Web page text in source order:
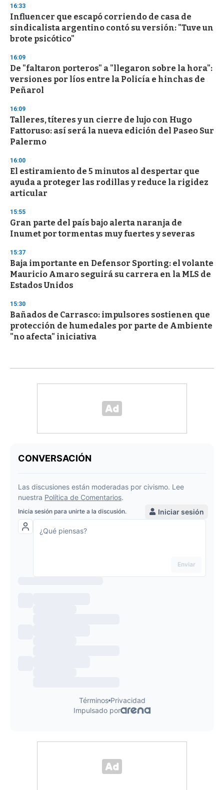
s
e
c
o
n
16:33
Influencer que escapó corriendo de casa de
sindicalista argentino contó su versión: "Tuve un
brote psicótico"
16:09
De "faltaron porteros" a "llegaron sobre la hora":
versiones por líos entre la Policía e hinchas de
Peñarol
16:09
Talleres, títeres y un cierre de lujo con Hugo
Fattoruso: así será la nueva edición del Paseo Sur
Palermo
16:00
El estiramiento de 5 minutos al despertar que
ayuda a proteger las rodillas y reduce la rigidez
articular
15:55
Gran parte del país bajo alerta naranja de
Inumet por tormentas muy fuertes y severas
15:37
Baja importante en Defensor Sporting: el volante
Mauricio Amaro seguirá su carrera en la MLS de
Estados Unidos
15:30
Bañados de Carrasco: impulsores sostienen que
protección de humedales por parte de Ambiente
"no afecta" iniciativa